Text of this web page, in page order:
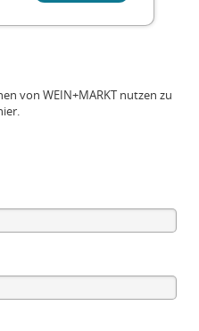
von WEIN+MARKT nutzen zu